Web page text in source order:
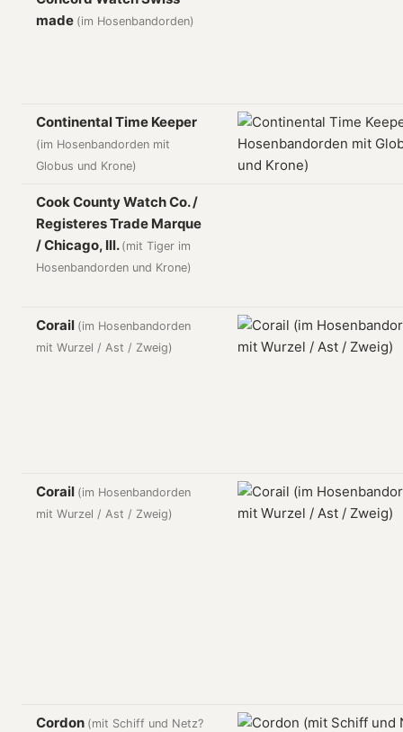
made (im Hosenbandorden)
Continental Time Keeper
(im Hosenbandorden mit
Globus und Krone)
Cook County Watch Co. /
Registeres Trade Marque
/ Chicago, Ill. (mit Tiger im
Hosenbandorden und Krone)
Corail (im Hosenbandorden
mit Wurzel / Ast / Zweig)
Corail (im Hosenbandorden
mit Wurzel / Ast / Zweig)
Cordon (mit Schiff und Netz?